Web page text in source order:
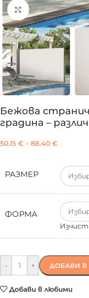
Click to enlarge
Бежова
градина –
50.15 € – 88.40 €
РАЗМЕР
ФОРМА
- + ДОБАВИ В
Добави в любими